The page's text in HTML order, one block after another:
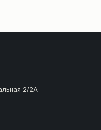
2/2А